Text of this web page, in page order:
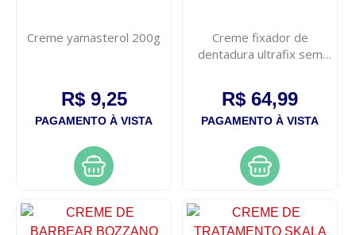
Creme yamasterol 200g
R$ 9,25
PAGAMENTO À VISTA
Creme fixador de
dentadura ultrafix sem
R$ 64,99
PAGAMENTO À VISTA